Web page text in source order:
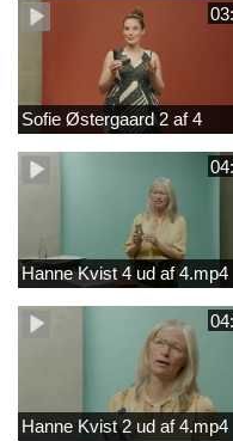
Sofie Østergaard 2 af 4
Hanne Kvist 4 ud af 4.mp4
Hanne Kvist 2 ud af 4.mp4